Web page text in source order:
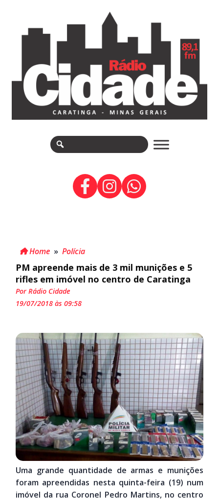
Home » Polícia
PM apreende mais de 3 mil munições e 5
rifles em imóvel no centro de Caratinga
Por Rádio Cidade
19/07/2018 às 09:58
Uma grande quantidade de armas e munições
foram apreendidas nesta quinta-feira (19) num
imóvel da rua Coronel Pedro Martins, no centro